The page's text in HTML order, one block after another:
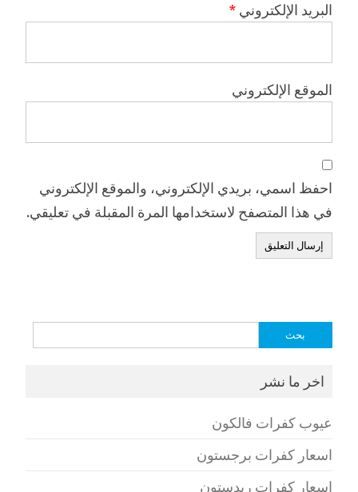
البريد الإلكتروني *
الموقع الإلكتروني
احفظ اسمي، بريدي الإلكتروني، والموقع الإلكتروني
في هذا المتصفح لاستخدامها المرة المقبلة في تعليقي.
البحث
اخر ما نشر
عيوب كفرات فالكون
اسعار كفرات برجستون
اسعار كفرات ريدستون